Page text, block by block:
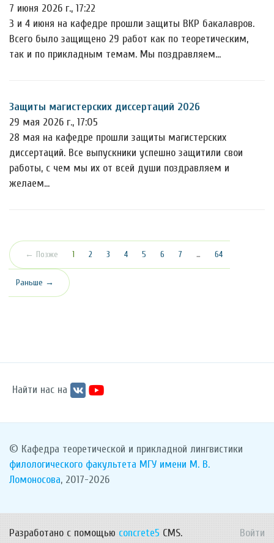
7 июня 2026 г., 17:22
3 и 4 июня на кафедре прошли защиты ВКР бакалавров.
Всего было защищено 29 работ как по теоретическим,
так и по прикладным темам. Мы поздравляем…
Защиты магистерских диссертаций 2026
29 мая 2026 г., 17:05
28 мая на кафедре прошли защиты магистерских
диссертаций. Все выпускники успешно защитили свои
работы, с чем мы их от всей души поздравляем и
желаем…
← Позже 1 (текущая)
2 3 4 5 6 7 … 64
Раньше →
Найти нас на
© Кафедра теоретической и прикладной лингвистики
филологического факультета МГУ имени М. В.
Ломоносова, 2017-2026
Разработано с помощью concrete5 CMS. Войти